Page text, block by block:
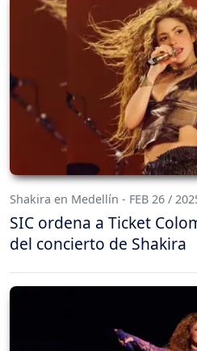
Shakira en Medellín - FEB 26 /
SIC ordena a Ticket
del concierto de Shakira